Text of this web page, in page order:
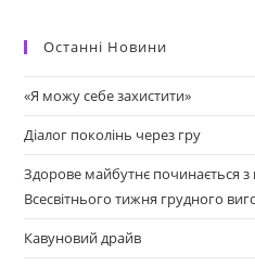
Останні Новини
«Я можу себе захистити»
Діалог поколінь через гру
Здорове майбутнє починається
Всесвітнього тижня грудного
Кавуновий драйв